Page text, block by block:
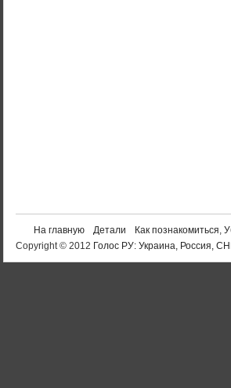
На главную Детали Как познакомиться,
Copyright © 2012 Голос РУ: Украина, Россия,